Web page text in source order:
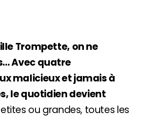
Trompette, on ne
Avec quatre
malicieux et jamais à
le quotidien devient
ou grandes, toutes les